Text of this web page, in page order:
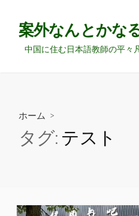
案外なんとかな
中国に住む日本語教師の平々
ホーム >
タグ: テスト